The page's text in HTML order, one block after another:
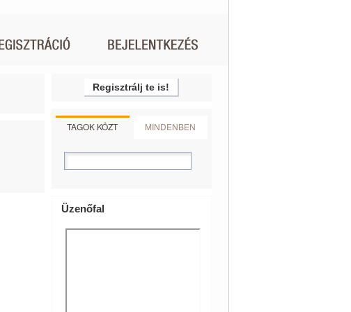
Regisztrálj te is!
TAGOK KÖZT MINDENBEN
Üzenőfal